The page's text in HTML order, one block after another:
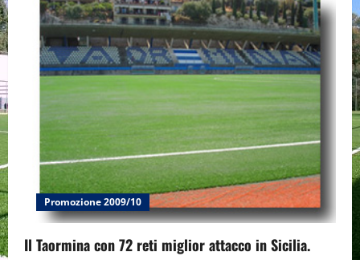
Promozione 2009/10
Il Taormina con 72 reti miglior attacco in Sicilia.